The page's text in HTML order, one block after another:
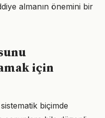
almanın önemini bir
için
biçimde